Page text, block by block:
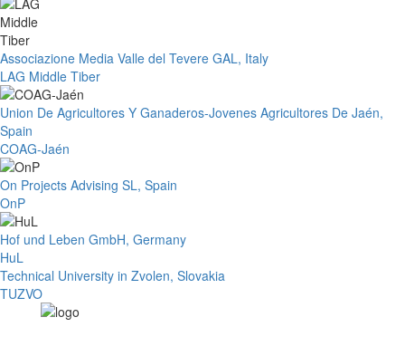
Associazione Media Valle del Tevere GAL, Italy
LAG Middle Tiber
Union De Agricultores Y Ganaderos-Jovenes Agricultores De Jaén,
Spain
COAG-Jaén
On Projects Advising SL, Spain
OnP
Hof und Leben GmbH, Germany
HuL
Technical University in Zvolen, Slovakia
TUZVO